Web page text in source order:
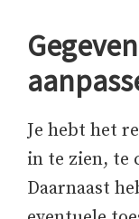
Je hebt het
in te zien, te
Daarnaast